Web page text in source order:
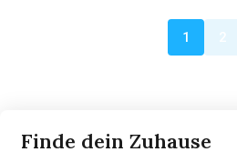
1 2
Finde dein Zuhause